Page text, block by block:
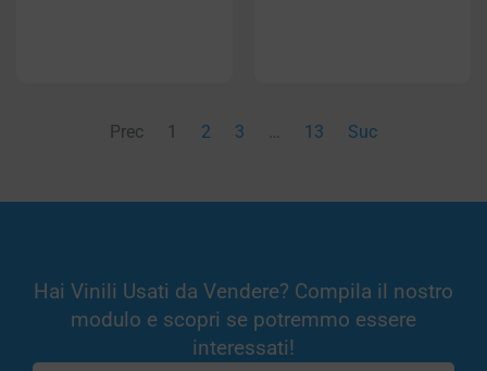
Prec 1 2 3 … 13 Suc
Hai Vinili Usati da Vendere? Compila il nostro
modulo e scopri se potremmo essere
interessati!